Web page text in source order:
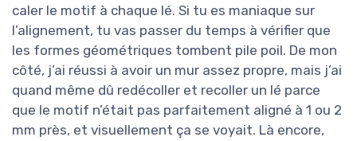
caler le motif à chaque lé. Si tu es maniaque sur
l’alignement, tu vas passer du temps à vérifier que
les formes géométriques tombent pile poil. De mon
côté, j’ai réussi à avoir un mur assez propre, mais j’ai
quand même dû redécoller et recoller un lé parce
que le motif n’était pas parfaitement aligné à 1 ou 2
mm près, et visuellement ça se voyait. Là encore,